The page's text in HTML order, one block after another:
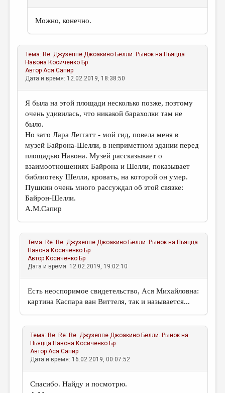
Можно, конечно.
Тема:Re: Джузеппе Джоакино Белли. Рынок на Пьяцца
Навона Косиченко Бр
Автор Ася Сапир
Дата и время: 12.02.2019, 18:38:50
Я была на этой площади несколько позже, поэтому
очень удивилась, что никакой барахолки там не
было.
Но зато Лара Леггатт - мой гид, повела меня в
музей Байрона-Шелли, в неприметном здании перед
площадью Навона. Музей рассказывает о
взаимоотношениях Байрона и Шелли, показывает
библиотеку Шелли, кровать, на которой он умер.
Пушкин очень много рассуждал об этой связке:
Байрон-Шелли.
А.М.Сапир
Тема:Re: Re: Джузеппе Джоакино Белли. Рынок на Пьяцца
Навона Косиченко Бр
АвторКосиченко Бр
Дата и время: 12.02.2019, 19:02:10
Есть неоспоримое свидетельство, Ася Михайловна:
картина Каспара ван Виттеля, так и называется...
Тема:Re: Re: Re: Джузеппе Джоакино Белли. Рынок на
Пьяцца Навона Косиченко Бр
Автор Ася Сапир
Дата и время: 16.02.2019, 00:07:52
Спасибо. Найду и посмотрю.